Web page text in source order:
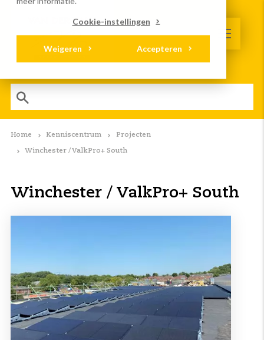
Cookie-instellingen
Accepteren
Weigeren
Home Kenniscentrum Projecten
Winchester / ValkPro+ South
Winchester / ValkPro+ South